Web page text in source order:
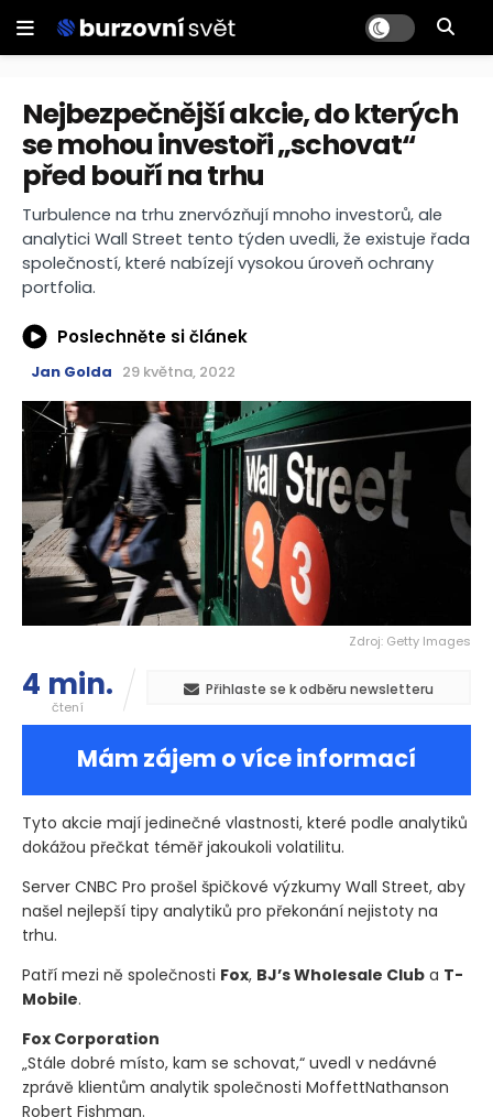
Nejbezpečnější akcie, do kterých
se mohou investoři „schovat“
před bouří na trhu
Turbulence na trhu znervózňují mnoho investorů, ale
analytici Wall Street tento týden uvedli, že existuje řada
společností, které nabízejí vysokou úroveň ochrany
portfolia.
Poslechněte si článek
Jan Golda 29 května, 2022
Zdroj: Getty Images
4 min.
čtení
Přihlaste se k odběru newsletteru
Mám zájem o více informací
Tyto akcie mají jedinečné vlastnosti, které podle analytiků
dokážou přečkat téměř jakoukoli volatilitu.
Server CNBC Pro prošel špičkové výzkumy Wall Street, aby
našel nejlepší tipy analytiků pro překonání nejistoty na
trhu.
Patří mezi ně společnosti Fox, BJ’s Wholesale Club a T-
Mobile.
Fox Corporation
„Stále dobré místo, kam se schovat,“ uvedl v nedávné
zprávě klientům analytik společnosti MoffettNathanson
Robert Fishman.